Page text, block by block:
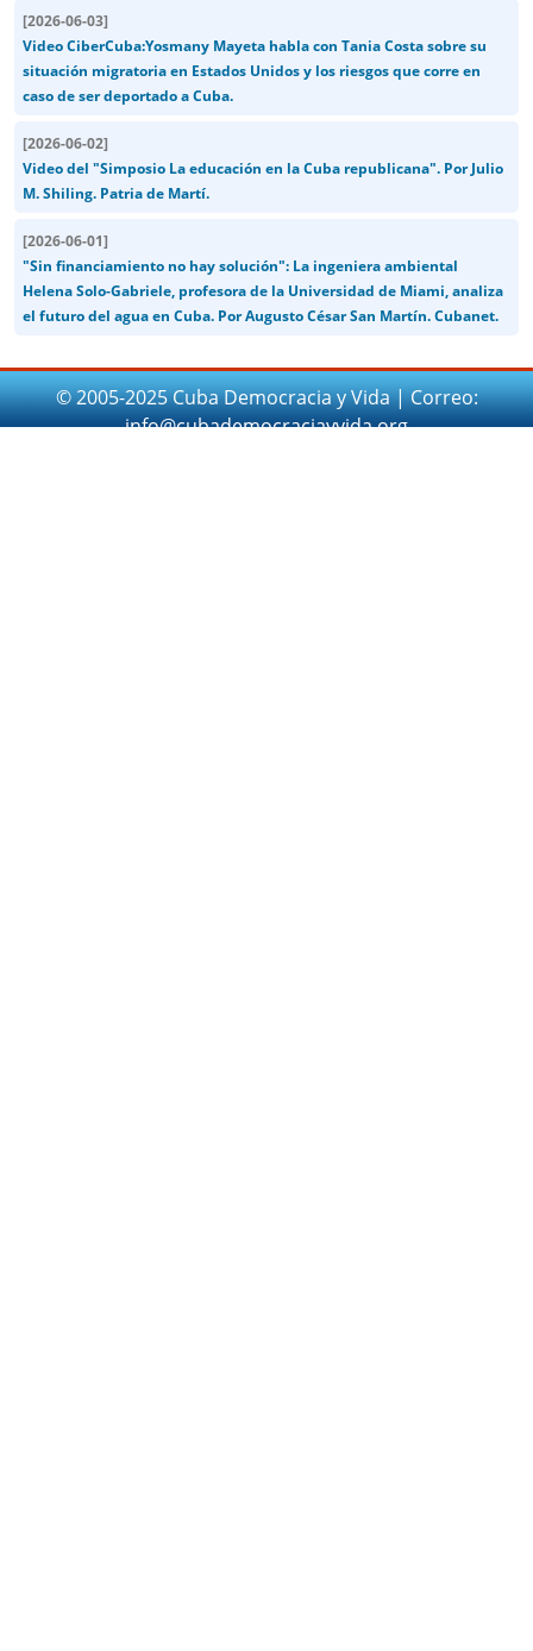
[2026-06-03]
Video CiberCuba:Yosmany Mayeta habla con Tania Costa sobre su
situación migratoria en Estados Unidos y los riesgos que corre en
caso de ser deportado a Cuba.
[2026-06-02]
Video del "Simposio La educación en la Cuba republicana". Por Julio
M. Shiling. Patria de Martí.
[2026-06-01]
"Sin financiamiento no hay solución": La ingeniera ambiental
Helena Solo-Gabriele, profesora de la Universidad de Miami, analiza
el futuro del agua en Cuba. Por Augusto César San Martín. Cubanet.
© 2005-2025 Cuba Democracia y Vida | Correo:
info@cubademocraciayvida.org